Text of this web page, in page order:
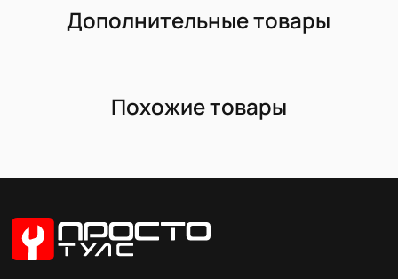
Дополнительные товары
Похожие товары